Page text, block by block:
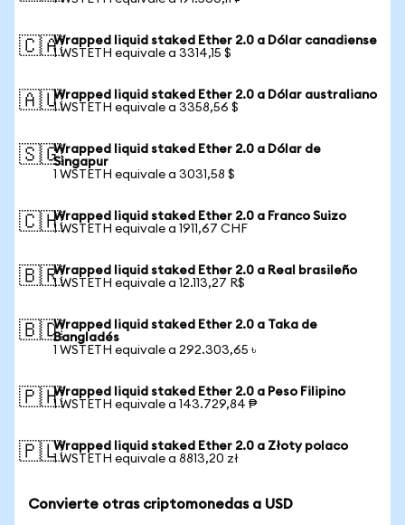
🇨🇦Wrapped liquid staked Ether 2.0 a Dólar canadiense
1 WSTETH equivale a 3314,15 $
🇦🇺Wrapped liquid staked Ether 2.0 a Dólar australiano
1 WSTETH equivale a 3358,56 $
🇸🇬Wrapped liquid staked Ether 2.0 a Dólar de
Singapur
1 WSTETH equivale a 3031,58 $
🇨🇭Wrapped liquid staked Ether 2.0 a Franco Suizo
1 WSTETH equivale a 1911,67 CHF
🇧🇷Wrapped liquid staked Ether 2.0 a Real brasileño
1 WSTETH equivale a 12.113,27 R$
🇧🇩Wrapped liquid staked Ether 2.0 a Taka de
Bangladés
1 WSTETH equivale a 292.303,65 ৳
🇵🇭Wrapped liquid staked Ether 2.0 a Peso Filipino
1 WSTETH equivale a 143.729,84 ₱
🇵🇱Wrapped liquid staked Ether 2.0 a Złoty polaco
1 WSTETH equivale a 8813,20 zł
Convierte otras criptomonedas a USD